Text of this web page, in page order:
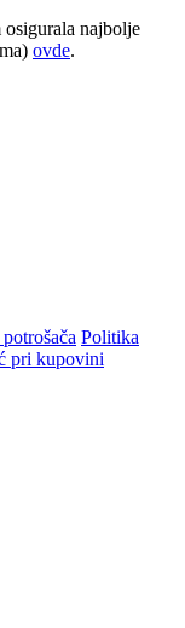
najbolje
ovde.
Politika
pri kupovini